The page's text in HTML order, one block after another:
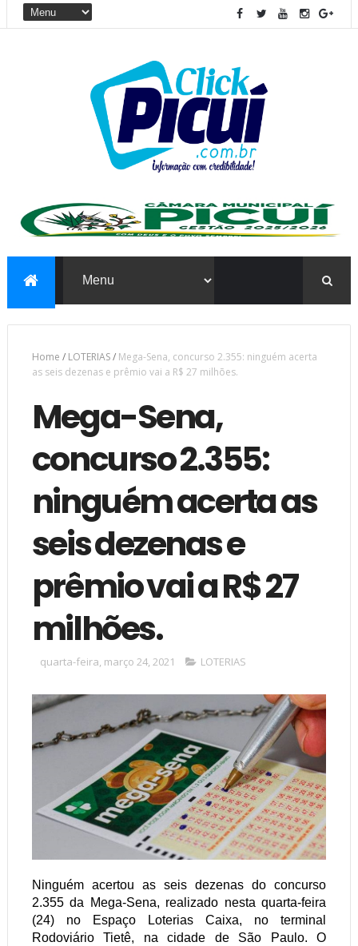
Home / LOTERIAS/ Mega-Sena, concurso 2.355: ninguém acerta
as seis dezenas e prêmio vai a R$ 27 milhões.
Mega-Sena,
concurso 2.355:
ninguém acerta as
seis dezenas e
prêmio vai a R$ 27
milhões.
quarta-feira, março 24, 2021 LOTERIAS
Ninguém acertou as seis dezenas do concurso
2.355 da Mega-Sena, realizado nesta quarta-feira
(24) no Espaço Loterias Caixa, no terminal
Rodoviário Tietê, na cidade de São Paulo. O